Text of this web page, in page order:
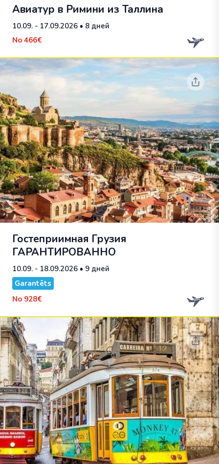
Авиатур в Римини из Таллина
10.09. - 17.09.2026 • 8 дней
No 466€
Гостеприимная Грузия
ГАРАНТИРОВАННО
10.09. - 18.09.2026 • 9 дней
Garantēts
No 928€